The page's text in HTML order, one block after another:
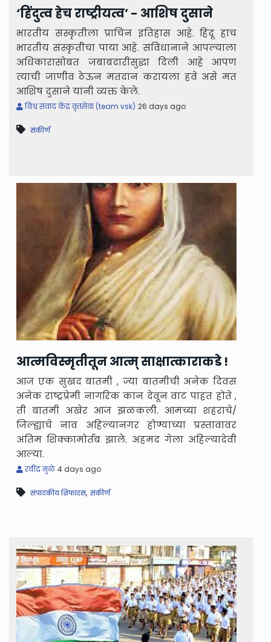
‘हिंदुत्व हेच राष्ट्रीयत्व’ - आशिष दुसाने
भारतीय संस्कृतीला प्राचिन इतिहास आहे. हिंदू हाच
भारतीय संस्कृतीचा पाया आहे. संविधानाने आपल्याला
अधिकारासोबत जबाबदारीसुद्धा दिली आहे आपण
त्याची जाणीव ठेऊन मतदान करायला हवे असे मत
आशिष दुसाने यांनी व्यक्त केले.
विश्व संवाद केंद्र वृत्तसेवा (team vsk) 26 days ago
संकीर्ण
आत्मविस्मृतीतून आत्म् साक्षात्काराकडे !
आज एक सुखद बातमी , ज्या बातमीची अनेक दिवस
अनेक राष्ट्रप्रेमी नागरिक कान देवून वाट पाहत होते ,
ती बातमी अखेर आज झळकली. आमच्या शहराचे/
जिल्ह्याचे नाव अहिल्यानगर होण्याच्या प्रस्तावावर
अंतिम शिक्कामोर्तब झाले. अहमद गेला अहिल्यादेवी
आल्या.
रवींद्र मुळे 4 days ago
संपादकीय शिफारस,संकीर्ण